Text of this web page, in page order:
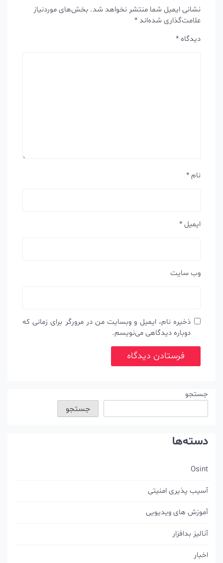
نشانی ایمیل شما منتشر نخواهد شد.بخش‌های موردنیاز
علامت‌گذاری شده‌اند*
دیدگاه*
ایمیل*
وب‌ سایت
ذخیره نام، ایمیل و وبسایت من در مرورگر برای زمانی که
دوباره دیدگاهی می‌نویسم.
جستجو
جستجو
دسته‌ها
Osint
آسیب پذیری امنیتی
آموزش های ویدیویی
آنالیز بدافزار